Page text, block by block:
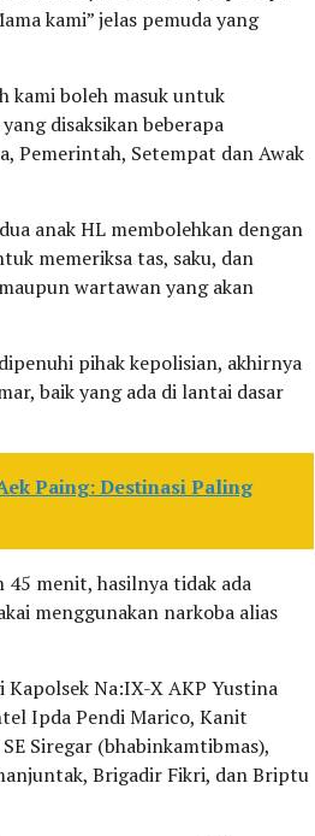
kami” jelas pemuda yang
kami boleh masuk untuk
disaksikan beberapa
Pemerintah, Setempat dan Awak
anak HL membolehkan dengan
memeriksa tas, saku, dan
wartawan yang akan
pihak kepolisian, akhirnya
baik yang ada di lantai dasar
Paing: Destinasi Paling
45 menit, hasilnya tidak ada
menggunakan narkoba alias
Na:IX-X AKP Yustina
Ipda Pendi Marico, Kanit
Siregar (bhabinkamtibmas),
Brigadir Fikri, dan Briptu